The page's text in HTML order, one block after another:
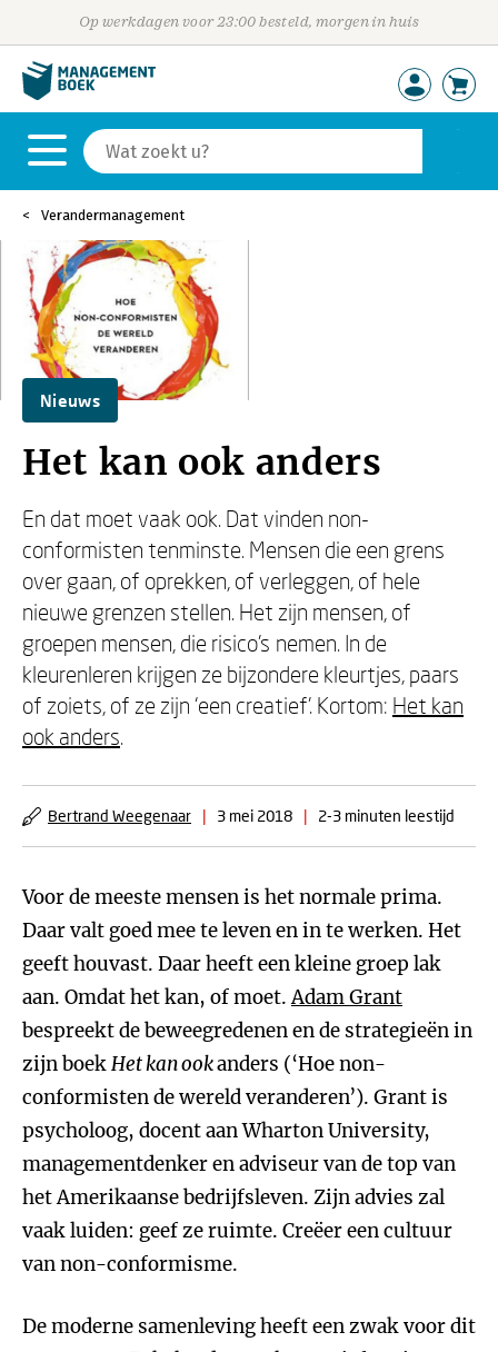
Op werkdagen voor 23:00 besteld, morgen in huis
Verandermanagement
Nieuws
Het kan ook anders
En dat moet vaak ook. Dat vinden non-
conformisten tenminste. Mensen die een grens
over gaan, of oprekken, of verleggen, of hele
nieuwe grenzen stellen. Het zijn mensen, of
groepen mensen, die risico’s nemen. In de
kleurenleren krijgen ze bijzondere kleurtjes, paars
of zoiets, of ze zijn ‘een creatief’. Kortom: Het kan
ook anders.
Bertrand Weegenaar | 3 mei 2018 | 2-3 minuten leestijd
Voor de meeste mensen is het normale prima.
Daar valt goed mee te leven en in te werken. Het
geeft houvast. Daar heeft een kleine groep lak
aan. Omdat het kan, of moet.Adam Grant
bespreekt de beweegredenen en de strategieën in
zijn boekHet kan ookanders (‘Hoe non-
conformisten de wereld veranderen’). Grant is
psycholoog, docent aan Wharton University,
managementdenker en adviseur van de top van
het Amerikaanse bedrijfsleven. Zijn advies zal
vaak luiden: geef ze ruimte. Creëer een cultuur
van non-conformisme.
De moderne samenleving heeft een zwak voor dit